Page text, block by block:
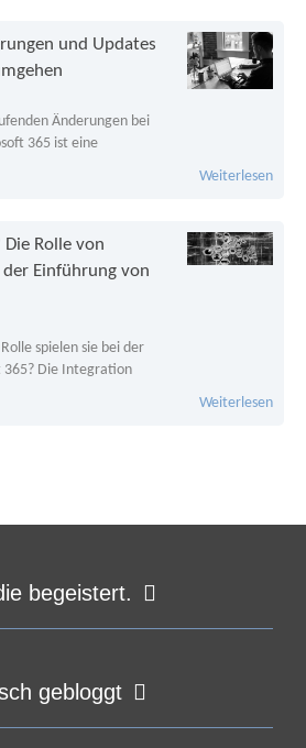
und Updates
Änderungen bei
365 ist eine
Weiterlesen
Rolle von
Einführung von
spielen sie bei der
365? Die Integration
Weiterlesen
begeistert.
gebloggt